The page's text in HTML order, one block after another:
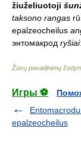
žiuželiuotoji
taksono rangas
epalzeocheilus
энтомакрод ryšiai:
Žuvų pavadinimų
Игры ⚽
epalzeocheilus